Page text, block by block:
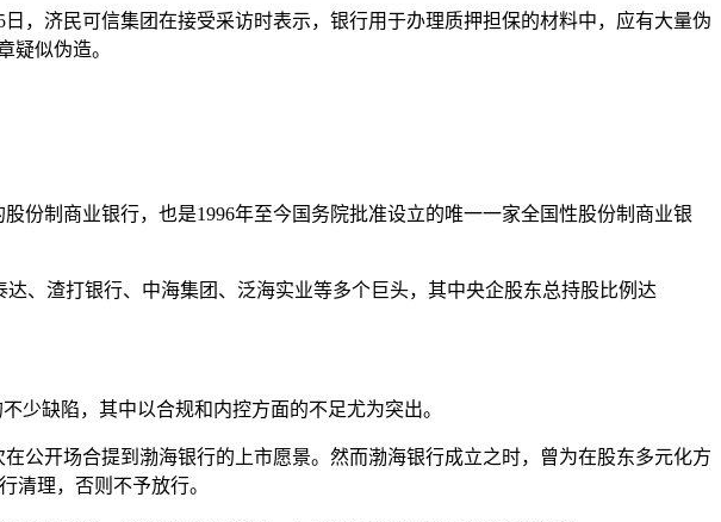
，济民可信集团在接受采访时表示，银行用于办理质押担保的材料中，应有大量伪
疑似伪造。
份制商业银行，也是1996年至今国务院批准设立的唯一一家全国性股份制商业银
、渣打银行、中海集团、泛海实业等多个巨头，其中央企股东总持股比例达
少缺陷，其中以合规和内控方面的不足尤为突出。
公开场合提到渤海银行的上市愿景。然而渤海银行成立之时，曾为在股东多元化方
清理，否则不予放行。